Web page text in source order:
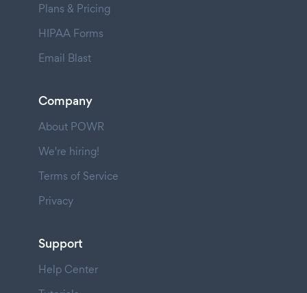
Plans & Pricing
HIPAA Forms
Email Blast
Company
About POWR
We're hiring!
Terms of Service
Privacy
Support
Help Center